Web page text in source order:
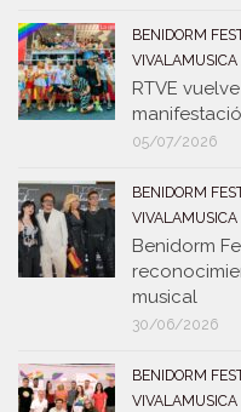
BENIDORM
VIVALAMUSICA
RTVE
05/07/2026
BENIDORM
VIVALAMUSICA
Benidorm
musical
30/06/2026
BENIDORM
VIVALAMUSICA